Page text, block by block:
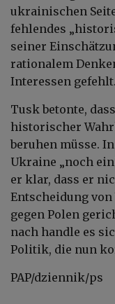
ukrainischen
fehlendes
seiner
rationalem
Interessen gefehlt.
Tusk betonte,
historischer
beruhen müsse.
Ukraine „noch
er klar, dass er
Entscheidung
gegen Polen
nach handle es
Politik, die nun
PAP/dziennik/ps